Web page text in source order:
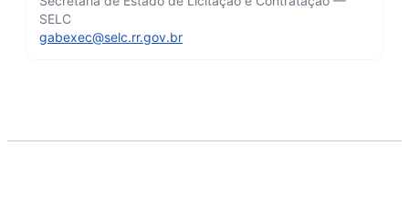
SELC
gabexec@selc.rr.gov.br